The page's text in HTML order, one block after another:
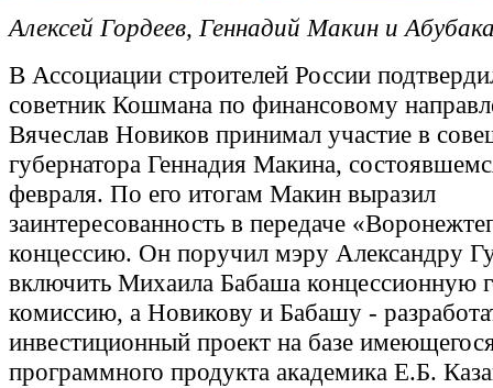
Алексей Гордеев, Геннадий Макин и
В Ассоциации строителей России
советник Кошмана по финансовому
Вячеслав Новиков принимал участие в
губернатора Геннадия Макина,
февраля. По его итогам Макин выразил
заинтересованность в передаче
концессию. Он поручил мэру Александру
включить Михаила Бабаша концессионную
комиссию, а Новикову и Бабашу -
инвестиционный проект на базе
программного продукта академика Е.Б.